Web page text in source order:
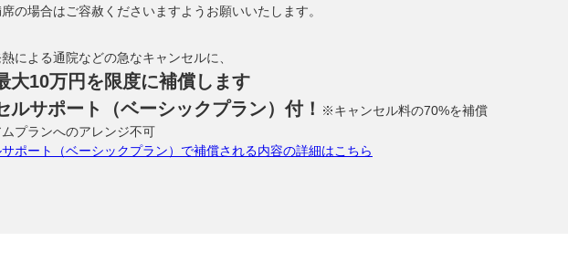
の場合はご容赦くださいますようお願いいたします。
による通院などの急なキャンセルに、
大10万円を限度に補償します
ルサポート（ベーシックプラン）付！
※キャンセル料の70%を補償
プランへのアレンジ不可
ポート（ベーシックプラン）で補償される内容の詳細はこちら